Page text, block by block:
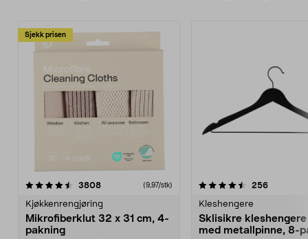
Sjekk prisen
3808anmeldelser(9,97/stk)
Kjøkkenrengjøring
Mikrofiberklut 32 x 31 cm, 4-
pakning
4.5av 5 stjerner 256
Kleshengere
Sklisikre
med metallpinne, 8-
4.5av 5 stjerner